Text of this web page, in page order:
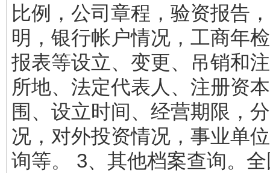
比例，公司章程，验资报告
明，银行帐户情况，工商年
报表等设立、变更、吊销和
所地、法定代表人、注册资
围、设立时间、经营期限，
况，对外投资情况，事业单
询等。 3、其他档案查询。